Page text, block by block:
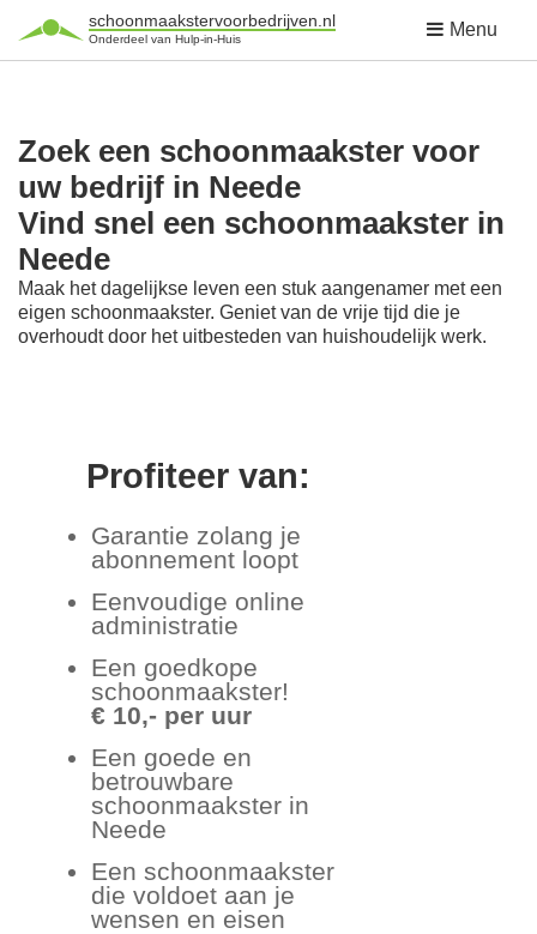
schoonmaakstervoorbedrijven.nl
Onderdeel van Hulp-in-Huis Menu
Zoek een schoonmaakster voor
uw bedrijf in Neede
Vind snel een schoonmaakster in
Neede
Maak het dagelijkse leven een stuk aangenamer met een
eigen schoonmaakster. Geniet van de vrije tijd die je
overhoudt door het uitbesteden van huishoudelijk werk.
Profiteer van:
Garantie zolang je
abonnement loopt
Eenvoudige online
administratie
Een goedkope
schoonmaakster!
€ 10,- per uur
Een goede en
betrouwbare
schoonmaakster in
Neede
Een schoonmaakster
die voldoet aan je
wensen en eisen